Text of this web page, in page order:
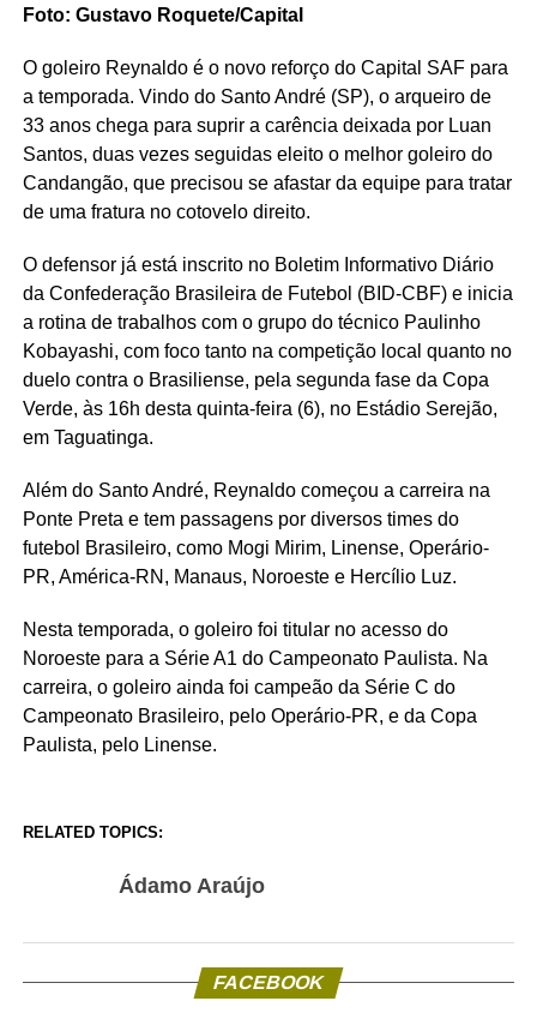
Foto: Gustavo Roquete/Capital
O goleiro Reynaldo é o novo reforço do Capital SAF para
a temporada. Vindo do Santo André (SP), o arqueiro de
33 anos chega para suprir a carência deixada por Luan
Santos, duas vezes seguidas eleito o melhor goleiro do
Candangão, que precisou se afastar da equipe para tratar
de uma fratura no cotovelo direito.
O defensor já está inscrito no Boletim Informativo Diário
da Confederação Brasileira de Futebol (BID-CBF) e inicia
a rotina de trabalhos com o grupo do técnico Paulinho
Kobayashi, com foco tanto na competição local quanto no
duelo contra o Brasiliense, pela segunda fase da Copa
Verde, às 16h desta quinta-feira (6), no Estádio Serejão,
em Taguatinga.
Além do Santo André, Reynaldo começou a carreira na
Ponte Preta e tem passagens por diversos times do
futebol Brasileiro, como Mogi Mirim, Linense, Operário-
PR, América-RN, Manaus, Noroeste e Hercílio Luz.
Nesta temporada, o goleiro foi titular no acesso do
Noroeste para a Série A1 do Campeonato Paulista. Na
carreira, o goleiro ainda foi campeão da Série C do
Campeonato Brasileiro, pelo Operário-PR, e da Copa
Paulista, pelo Linense.
RELATED TOPICS:
Ádamo Araújo
FACEBOOK